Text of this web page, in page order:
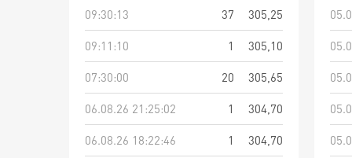
09:30:13
37
305,25
09:11:10
1
305,10
07:30:00
20
305,65
06.08.26 21:25:02
1
304,70
06.08.26 18:22:46
1
304,70